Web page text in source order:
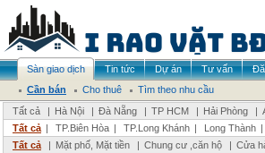
Sàn giao dịch Tin tức Dự án Tư vấn
Cần bán
Cho thuê
Tìm theo nhu cầu
Tất cả
| Hà Nội | Đà Nẵng | TP HCM | Hải Phòng |
Tất cả | TP.Biên Hòa | TP.Long Khánh | Long Thành |
Tất cả
| Mặt phố, Mặt tiền | Chung cư ,căn hộ | Cửa